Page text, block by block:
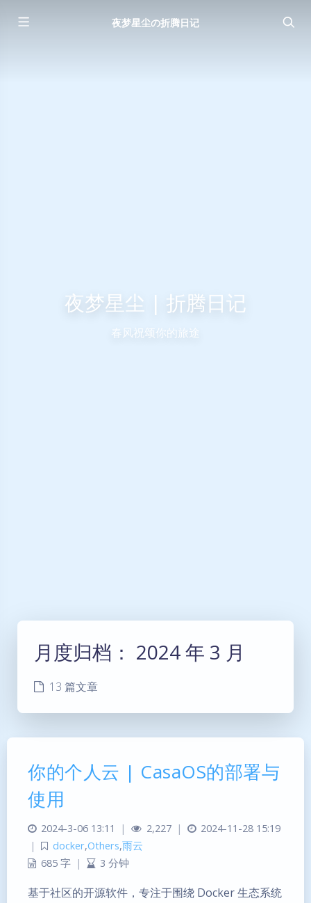
夜梦星尘の折腾日记
夜梦星尘 | 折腾日记
春风祝颂你的旅途
月度归档： 2024 年 3 月
13 篇文章
你的个人云 | CasaOS的部署与
使用
2024-3-06 13:11 | 2,227 |
2024-11-28 15:19
|
docker,Others,雨云
685 字 | 3 分钟
基于社区的开源软件，专注于围绕 Docker 生态系统